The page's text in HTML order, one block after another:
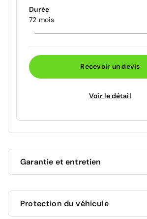
Durée
72 mois
Recevoir un devis
Voir le détail
Garantie et entretien
mois à compter de la date de livraison.
Protection du véhicule